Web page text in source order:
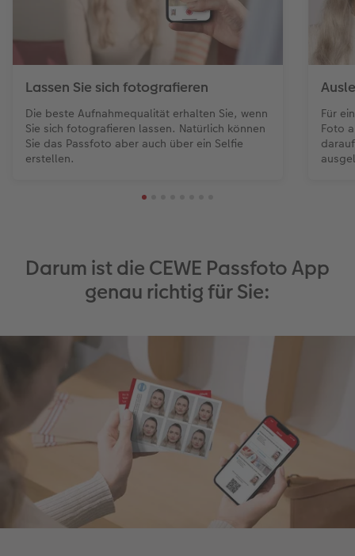
Lassen Sie sich fotografieren
Die beste Aufnahmequalität erhalten Sie, wenn
Sie sich fotografieren lassen. Natürlich können
Sie das Passfoto aber auch über ein Selfie
erstellen.
Für
Foto
Darum ist die CEWE Passfoto App
genau richtig für Sie: